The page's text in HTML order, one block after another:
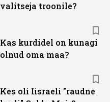
valitseja troonile?
Kas kurdidel on kunagi
olnud oma maa?
Kes oli Iisraeli "raudne